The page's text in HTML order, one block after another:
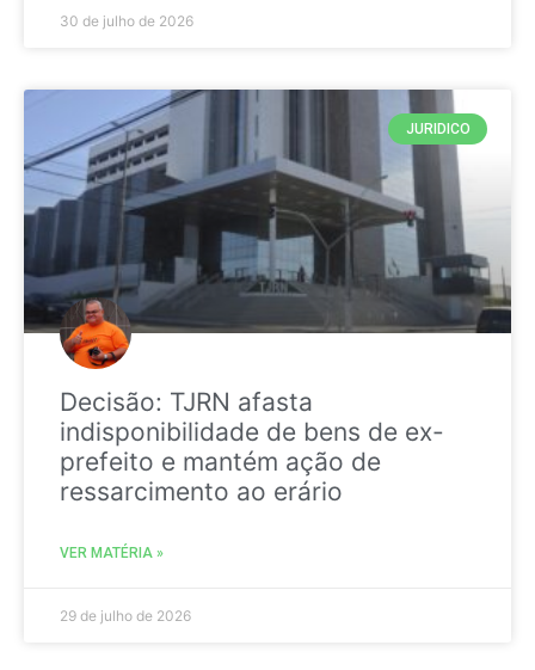
30 de julho de 2026
JURIDICO
Decisão: TJRN afasta
indisponibilidade de bens de ex-
prefeito e mantém ação de
ressarcimento ao erário
VER MATÉRIA »
29 de julho de 2026